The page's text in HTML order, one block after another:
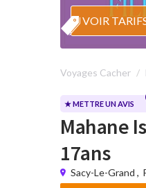
VOIR
Voyages Cacher
★ METTRE UN AVIS
Mahane
17ans
Sacy-Le-Grand ,